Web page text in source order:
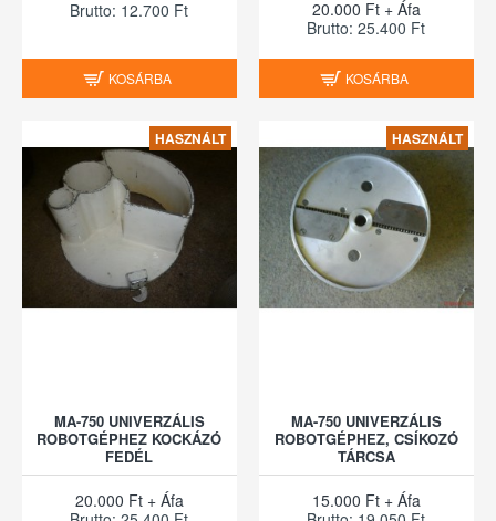
Brutto: 12.700 Ft
KOSÁRBA
20.000 Ft + Áfa
Brutto: 25.400 Ft
KOSÁRBA
HASZNÁLT
MA-750 UNIVERZÁLIS
ROBOTGÉPHEZ KOCKÁZÓ
FEDÉL
20.000 Ft + Áfa
HASZNÁLT
MA-750 UNIVERZÁLIS
ROBOTGÉPHEZ, CSÍKOZÓ
TÁRCSA
15.000 Ft + Áfa